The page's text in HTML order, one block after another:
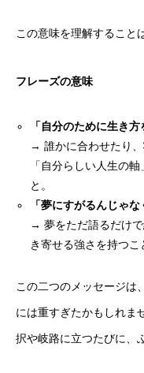
この意味を理解すること
フレーズの意味
「自分のために生き
→ 誰かに合わせたり、
「自分らしい人生の
と。
「夢にすがるんじゃ
→ 夢をただ語るだけで
き寄せる強さを持つこ
この二つのメッセージは
には重すぎたかもしれま
択や岐路に立つたびに、